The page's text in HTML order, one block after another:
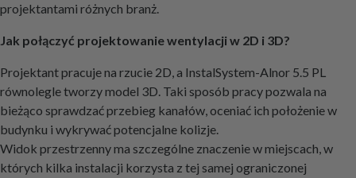
projektantami różnych branż.
Jak połączyć projektowanie wentylacji w 2D i 3D?
Projektant pracuje na rzucie 2D, a InstalSystem-Alnor 5.5 PL
równolegle tworzy model 3D. Taki sposób pracy pozwala na
bieżąco sprawdzać przebieg kanałów, oceniać ich położenie w
budynku i wykrywać potencjalne kolizje.
Widok przestrzenny ma szczególne znaczenie w miejscach, w
których kilka instalacji korzysta z tej samej ograniczonej